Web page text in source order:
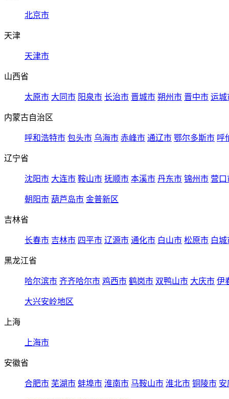
北京市
天津
天津市
山西省
太原市 大同市 阳泉市 长治市 晋城市 朔州市 晋中市 运城
内蒙古自治区
呼和浩特市 包头市 乌海市 赤峰市 通辽市 鄂尔多斯市 呼
辽宁省
沈阳市 大连市 鞍山市 抚顺市 本溪市 丹东市 锦州市 营口
朝阳市 葫芦岛市 金普新区
吉林省
长春市 吉林市 四平市 辽源市 通化市 白山市 松原市 白城
黑龙江省
哈尔滨市 齐齐哈尔市 鸡西市 鹤岗市 双鸭山市 大庆市 伊
大兴安岭地区
上海
上海市
安徽省
合肥市 芜湖市 蚌埠市 淮南市 马鞍山市 淮北市 铜陵市 安